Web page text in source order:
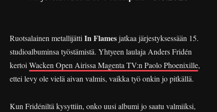
Ruotsalainen metallijättiIn Flamesjatkaa järjestyksessään 15.
studioalbuminsa työstämistä. Yhtyeen laulaja Anders Fridén
kertoiWacken Open Airissa Magenta TV:n Paolo Phoenixille,
ettei levy ole vielä aivan valmis, vaikka työ onkin jo pitkällä.
Kun Fridéniltä kysyttiin, onko uusi albumi jo saatu valmiiksi,